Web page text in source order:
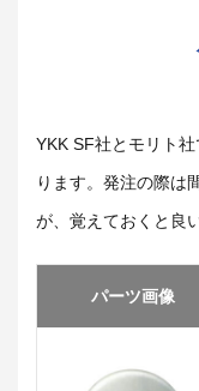
YKK SF社とモリト
ります。発注の際は
が、覚えておくと良
パーツ画像